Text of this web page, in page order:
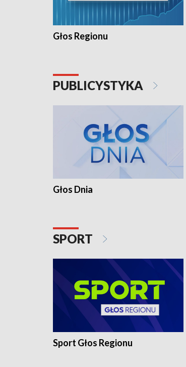
Głos Regionu
PUBLICYSTYKA
Głos Dnia
SPORT
Sport Głos Regionu